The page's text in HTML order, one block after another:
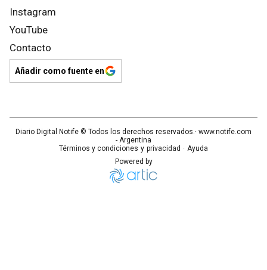
Instagram
YouTube
Contacto
Añadir como fuente en
Diario Digital Notife © Todos los derechos reservados.· www.notife.com
- Argentina
Términos y condiciones y privacidad · Ayuda
Powered by